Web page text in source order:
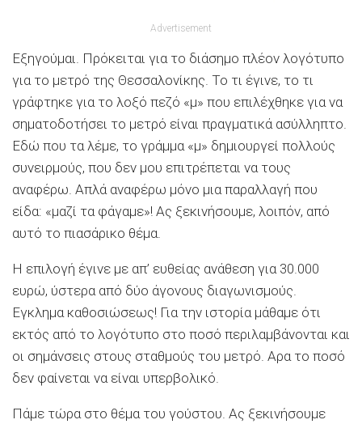
Advertisement
Εξηγούμαι. Πρόκειται για το διάσημο πλέον λογότυπο
για το μετρό της Θεσσαλονίκης. Το τι έγινε, το τι
γράφτηκε για το λοξό πεζό «μ» που επιλέχθηκε για να
σηματοδοτήσει το μετρό είναι πραγματικά ασύλληπτο.
Εδώ που τα λέμε, το γράμμα «μ» δημιουργεί πολλούς
συνειρμούς, που δεν μου επιτρέπεται να τους
αναφέρω. Απλά αναφέρω μόνο μια παραλλαγή που
είδα: «μαζί τα φάγαμε»! Ας ξεκινήσουμε, λοιπόν, από
αυτό το πιασάρικο θέμα.
Η επιλογή έγινε με απ’ ευθείας ανάθεση για 30.000
ευρώ, ύστερα από δύο άγονους διαγωνισμούς.
Εγκλημα καθοσιώσεως! Για την ιστορία μάθαμε ότι
εκτός από το λογότυπο στο ποσό περιλαμβάνονται και
οι σημάνσεις στους σταθμούς του μετρό. Αρα το ποσό
δεν φαίνεται να είναι υπερβολικό.
Πάμε τώρα στο θέμα του γούστου. Ας ξεκινήσουμε